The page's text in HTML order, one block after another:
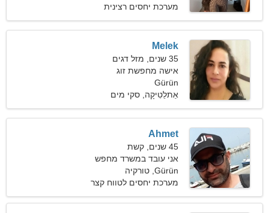
פאונד)
מערכת יחסים רצינית
Melek
35 שנים, מזל דגים
אישה מחפשת זוג
Gürün
אַתלֵטִיקָה, סקי מים
Ahmet
45 שנים, קשת
אני עובד במשרד מחפש
אישה מגניבה
Gürün, טורקיה
מערכת יחסים לטווח קצר